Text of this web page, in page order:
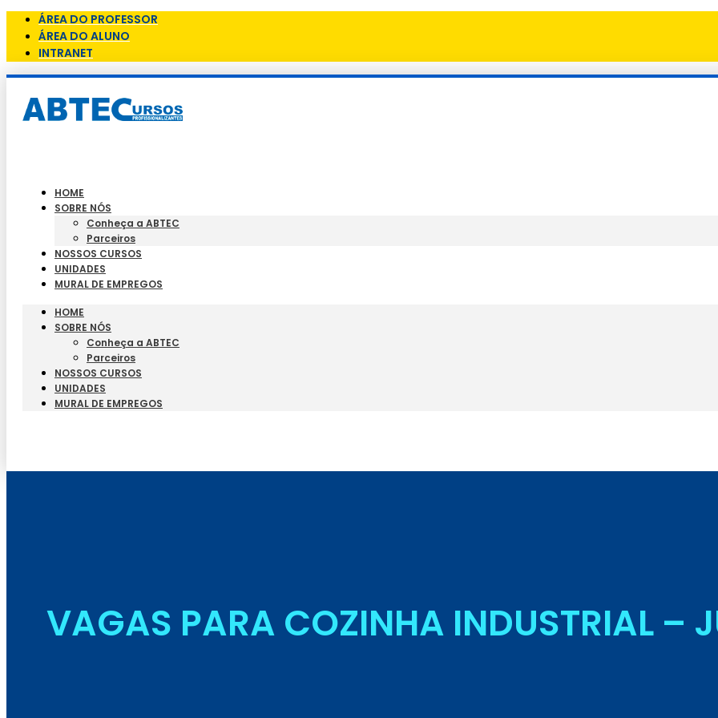
ÁREA DO PROFESSOR
ÁREA DO ALUNO
INTRANET
HOME
SOBRE NÓS
Conheça a ABTEC
Parceiros
NOSSOS CURSOS
UNIDADES
MURAL DE EMPREGOS
HOME
SOBRE NÓS
Conheça a ABTEC
Parceiros
NOSSOS CURSOS
UNIDADES
MURAL DE EMPREGOS
VAGAS PARA COZINHA INDUSTRIAL –